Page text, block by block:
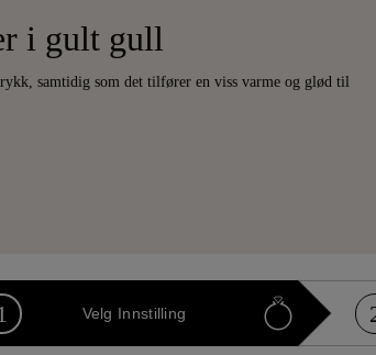
i gult gull
samtidig som det tilfører en viss varme og glød til
Velg Innstilling